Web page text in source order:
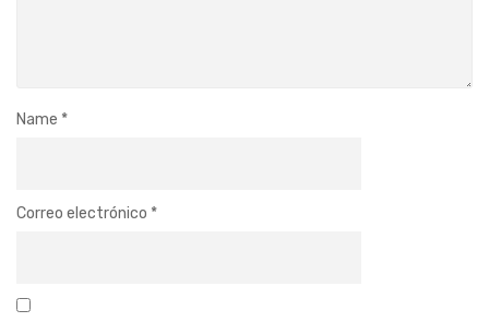
Name *
Correo electrónico *